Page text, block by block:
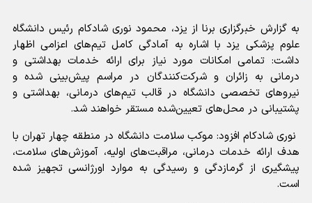
به گزارش خبرگزاری برنا از یزد، محمود نوری شادکام رئیس دانشگاه
علوم پزشکی یزد با اشاره به آمادگی کامل تیم‌های اعزامی اظهار
داشت: تمامی امکانات مورد نیاز برای ارائه خدمات بهداشتی و
درمانی به زائران و شرکت‌کنندگان در مراسم پیش‌بینی شده و
نیرو‌های تخصصی دانشگاه در قالب تیم‌های درمانی، بهداشتی و
پشتیبانی در محل‌های تعیین‌شده مستقر خواهند شد.
نوری شادکام افزود: موکب سلامت دانشگاه در منطقه چهار تهران با
هدف ارائه خدمات درمانی، مراقبت‌های اولیه، آموزش‌های سلامت،
پیشگیری از گرمازدگی و رسیدگی به موارد اورژانسی تجهیز شده
است.